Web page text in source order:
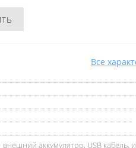
Все
внешний аккумулятор, USB кабель,